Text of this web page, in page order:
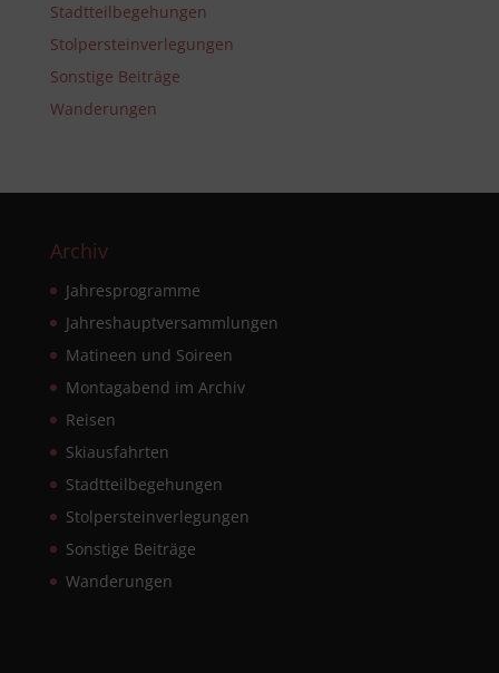
Stadtteilbegehungen
Stolpersteinverlegungen
Sonstige Beiträge
Wanderungen
Archiv
Jahresprogramme
Jahreshauptversammlungen
Matineen und Soireen
Montagabend im Archiv
Reisen
Skiausfahrten
Stadtteilbegehungen
Stolpersteinverlegungen
Sonstige Beiträge
Wanderungen